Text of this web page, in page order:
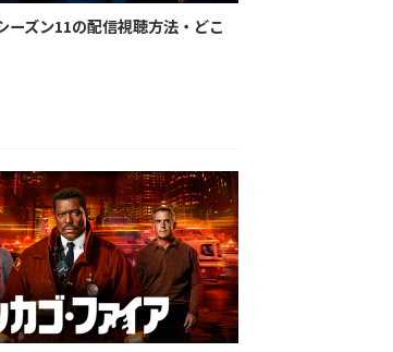
ーズン11の配信視聴方法・どこ